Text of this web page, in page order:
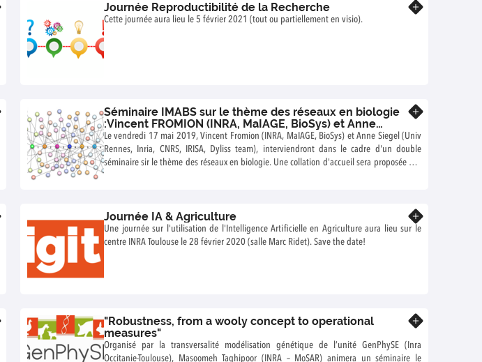
Journée Reproductibilité de la Recherche
Cette journée aura lieu le 5 février 2021 (tout ou partiellement en visio).
Séminaire IMABS sur le thème des réseaux en biologie
:Vincent FROMION (INRA, MaIAGE, BioSys) et Anne
SIEGEL (Univ. Rennes, Inria, CNRS, IRISA)
Le vendredi 17 mai 2019, Vincent Fromion (INRA, MaIAGE, BioSys) et Anne Siegel (Univ
Rennes, Inria, CNRS, IRISA, Dyliss team), interviendront dans le cadre d'un double
séminaire sir le thème des réseaux en biologie. Une collation d'accueil sera proposée aux
Journée IA & Agriculture
Une journée sur l'utilisation de l'Intelligence Artificielle en Agriculture aura lieu sur le
centre INRA Toulouse le 28 février 2020 (salle Marc Ridet). Save the date!
"Robustness, from a wooly concept to operational
measures"
Organisé par la transversalité modélisation génétique de l’unité GenPhySE (Inra
Occitanie-Toulouse), Masoomeh Taghipoor (INRA – MoSAR) animera un séminaire le